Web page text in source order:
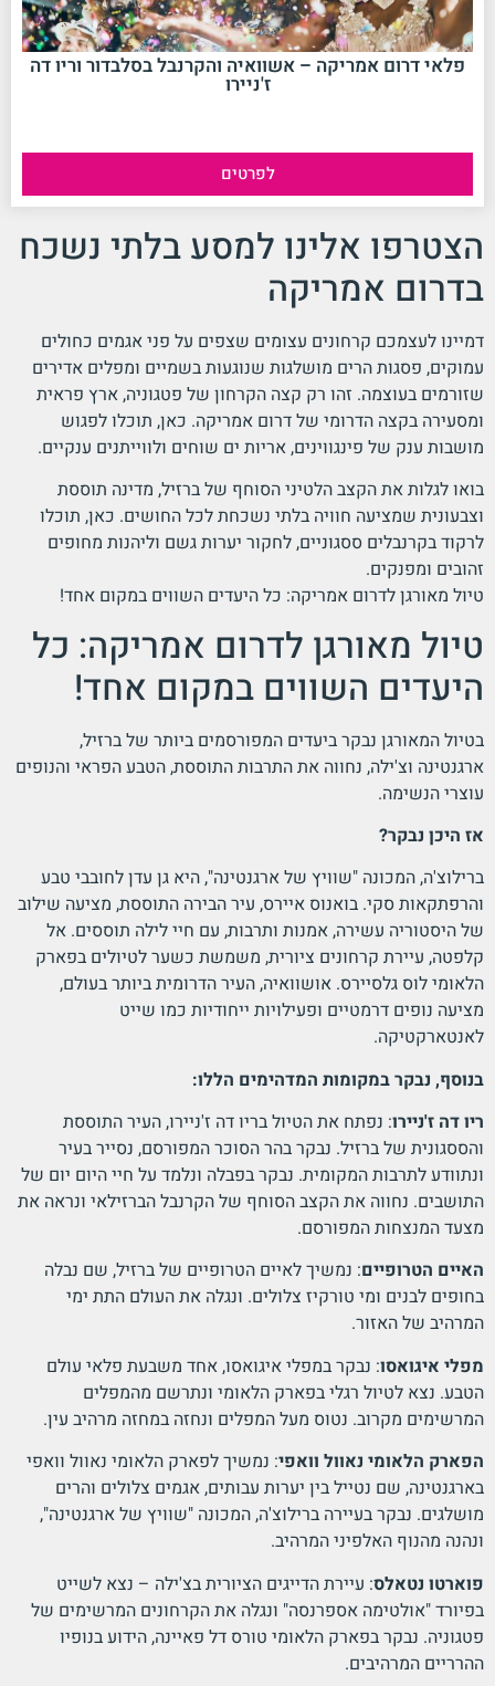
פלאי דרום אמריקה – אשוואיה והקרנבל בסלבדור וריו דה
ז'ניירו
לפרטים
הצטרפו אלינו למסע בלתי נשכח
בדרום אמריקה
דמיינו לעצמכם קרחונים עצומים שצפים על פני אגמים כחולים
עמוקים, פסגות הרים מושלגות שנוגעות בשמיים ומפלים אדירים
שזורמים בעוצמה. זהו רק קצה הקרחון של פטגוניה, ארץ פראית
ומסעירה בקצה הדרומי של דרום אמריקה. כאן, תוכלו לפגוש
מושבות ענק של פינגווינים, אריות ים שוחים ולווייתנים ענקיים.
בואו לגלות את הקצב הלטיני הסוחף של ברזיל, מדינה תוססת
וצבעונית שמציעה חוויה בלתי נשכחת לכל החושים. כאן, תוכלו
לרקוד בקרנבלים ססגוניים, לחקור יערות גשם וליהנות מחופים
זהובים ומפנקים.
טיול מאורגן לדרום אמריקה: כל היעדים השווים במקום אחד!
טיול מאורגן לדרום אמריקה: כל
היעדים השווים במקום אחד!
בטיול המאורגן נבקר ביעדים המפורסמים ביותר של ברזיל,
ארגנטינה וצ'ילה, נחווה את התרבות התוססת, הטבע הפראי והנופים
עוצרי הנשימה.
אז היכן נבקר?
ברילוצ'ה, המכונה "שוויץ של ארגנטינה", היא גן עדן לחובבי טבע
והרפתקאות סקי. בואנוס איירס, עיר הבירה התוססת, מציעה שילוב
של היסטוריה עשירה, אמנות ותרבות, עם חיי לילה תוססים. אל
קלפטה, עיירת קרחונים ציורית, משמשת כשער לטיולים בפארק
הלאומי לוס גלסיירס. אושוואיה, העיר הדרומית ביותר בעולם,
מציעה נופים דרמטיים ופעילויות ייחודיות כמו שייט
לאנטארקטיקה.
בנוסף, נבקר במקומות המדהימים הללו:
ריו דה ז'ניירו: נפתח את הטיול בריו דה ז'ניירו, העיר התוססת
והססגונית של ברזיל. נבקר בהר הסוכר המפורסם, נסייר בעיר
ונתוודע לתרבות המקומית. נבקר בפבלה ונלמד על חיי היום יום של
התושבים. נחווה את הקצב הסוחף של הקרנבל הברזילאי ונראה את
מצעד המנצחות המפורסם.
האיים הטרופיים: נמשיך לאיים הטרופיים של ברזיל, שם נבלה
בחופים לבנים ומי טורקיז צלולים. ונגלה את העולם התת ימי
המרהיב של האזור.
מפלי איגואסו: נבקר במפלי איגואסו, אחד משבעת פלאי עולם
הטבע. נצא לטיול רגלי בפארק הלאומי ונתרשם מהמפלים
המרשימים מקרוב. נטוס מעל המפלים ונחזה במחזה מרהיב עין.
הפארק הלאומי נאוול וואפי: נמשיך לפארק הלאומי נאוול וואפי
בארגנטינה, שם נטייל בין יערות עבותים, אגמים צלולים והרים
מושלגים. נבקר בעיירה ברילוצ'ה, המכונה "שוויץ של ארגנטינה",
ונהנה מהנוף האלפיני המרהיב.
פוארטו נטאלס: עיירת הדייגים הציורית בצ'ילה – נצא לשייט
בפיורד "אולטימה אספרנסה" ונגלה את הקרחונים המרשימים של
פטגוניה. נבקר בפארק הלאומי טורס דל פאיינה, הידוע בנופיו
ההרריים המרהיבים.